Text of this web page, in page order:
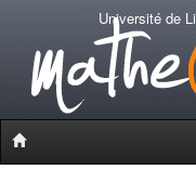
Université de